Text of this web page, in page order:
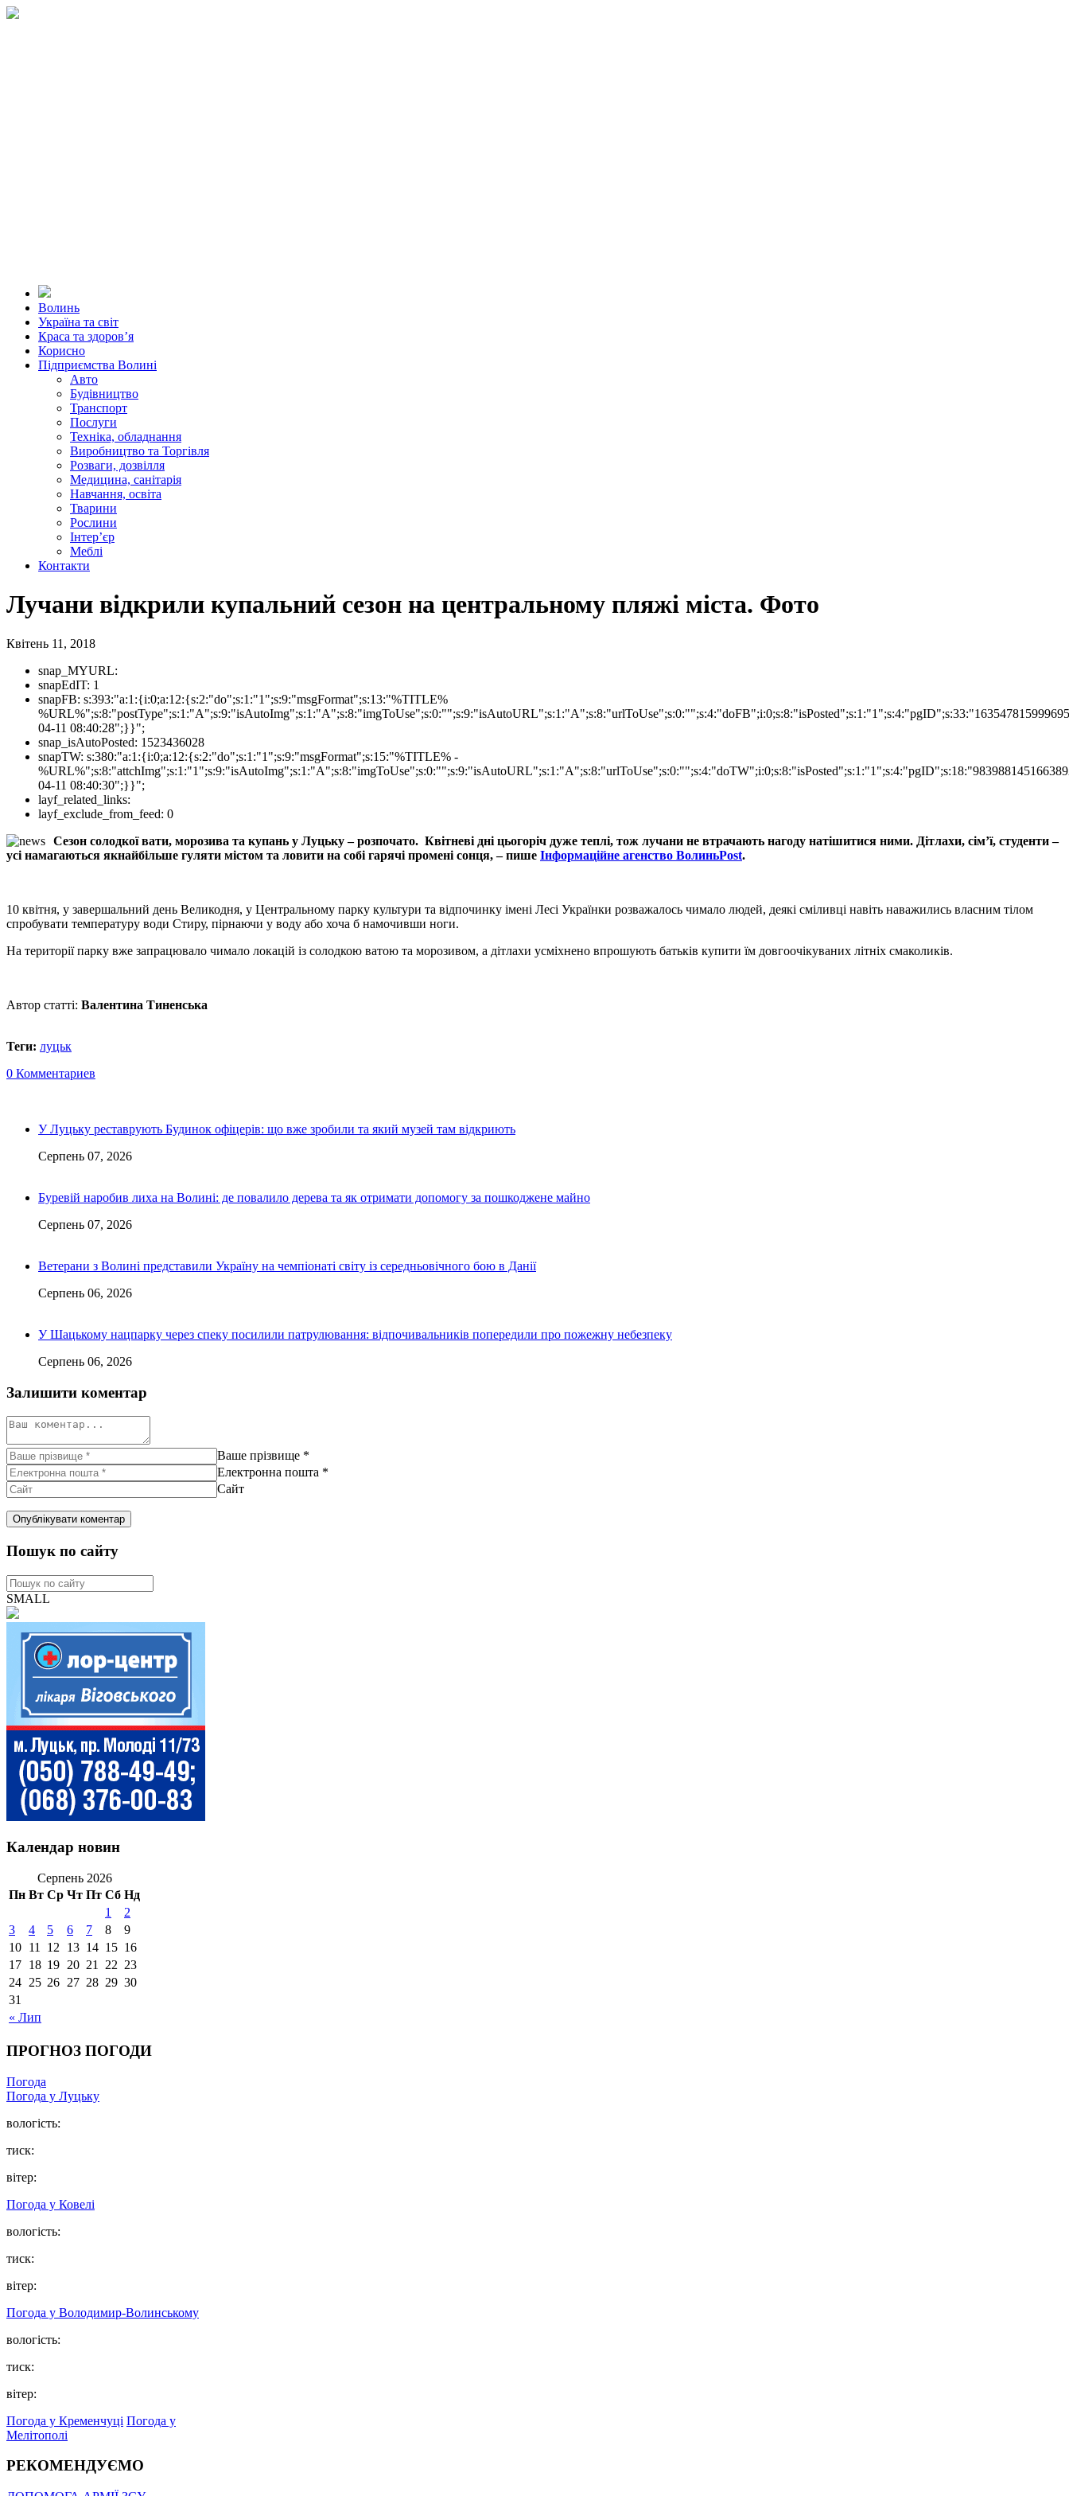
Волинь
Україна та світ
Краса та здоров’я
Корисно
Підприємства Волині
Авто
Будівництво
Транспорт
Послуги
Техніка, обладнання
Виробництво та Торгівля
Розваги, дозвілля
Медицина, санітарія
Навчання, освіта
Тварини
Рослини
Інтер’єр
Меблі
Контакти
Лучани відкрили купальний сезон на центральному пляжі міста. Фото
Квітень 11, 2018
snap_MYURL:
snapEdIT: 1
snapFB: s:393:"a:1:{i:0;a:12:{s:2:"do";s:1:"1";s:9:"msgFormat";s:13:"%TITLE%
04-11 08:40:28";}}";
snap_isAutoPosted: 1523436028
snapTW: s:380:"a:1:{i:0;a:12:{s:2:"do";s:1:"1";s:9:"msgFormat";s:15:"%TITLE% -
04-11 08:40:30";}}";
layf_related_links:
layf_exclude_from_feed: 0
Сезон солодкої вати, морозива та купань у Луцьку – розпочато. Квітневі дні цьогоріч дуже теплі, тож лучани не втрачають нагоду натішитися ними. Дітлахи, сім’ї, студенти –
усі намагаються якнайбільше гуляти містом та ловити на собі гарячі промені сонця, – пише Інформаційне агенство ВолиньPost.
10 квітня, у завершальний день Великодня, у Центральному парку культури та відпочинку імені Лесі Українки розважалось чимало людей, деякі сміливці навіть наважились власним тілом
спробувати температуру води Стиру, пірнаючи у воду або хоча б намочивши ноги.
На території парку вже запрацювало чимало локацій із солодкою ватою та морозивом, а дітлахи усміхнено впрошують батьків купити їм довгоочікуваних літніх смаколиків.
Автор статті: Валентина Тиненська
Теги: луцьк
0 Комментариев
У Луцьку реставрують Будинок офіцерів: що вже зробили та який музей там відкриють
Серпень 07, 2026
Буревій наробив лиха на Волині: де повалило дерева та як отримати допомогу за пошкоджене майно
Серпень 07, 2026
Ветерани з Волині представили Україну на чемпіонаті світу із середньовічного бою в Данії
Серпень 06, 2026
У Шацькому нацпарку через спеку посилили патрулювання: відпочивальників попередили про пожежну небезпеку
Серпень 06, 2026
Залишити коментар
Ваше прізвище *
Електронна пошта *
Сайт
Пошук по сайту
SMALL
Календар новин
Серпень 2026
Пн Вт Ср Чт Пт Сб Нд
« Лип
1
2
3
4 5 6 7 8
9
10 11 12 13 14 15 16
17 18 19 20 21 22 23
24 25 26 27 28 29 30
31
ПРОГНОЗ ПОГОДИ
Погода
Погода у Луцьку
вологість:
тиск:
вітер:
Погода у Ковелі
вологість:
тиск:
вітер:
Погода у Володимир-Волинському
вологість:
тиск:
вітер:
Погода у Кременчуці Погода у
Мелітополі
РЕКОМЕНДУЄМО